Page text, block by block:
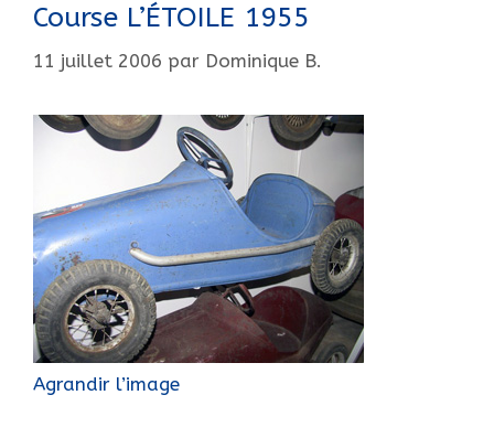
Course L’ÉTOILE 1955
11 juillet 2006 par Dominique B.
Agrandir l’image